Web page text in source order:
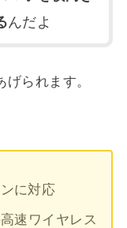
んだよ
られます。
に対応
速ワイヤレス